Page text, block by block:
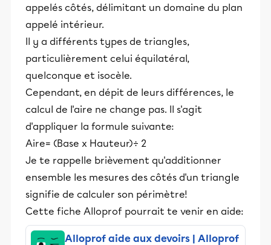
appelés côtés, délimitant un domaine du plan
appelé intérieur.
Il y a différents types de triangles,
particulièrement celui équilatéral,
quelconque et isocèle.
Cependant, en dépit de leurs différences, le
calcul de l'aire ne change pas. Il s'agit
d'appliquer la formule suivante:
Aire= (Base x Hauteur)÷ 2
Je te rappelle brièvement qu'additionner
ensemble les mesures des côtés d'un triangle
signifie de calculer son périmètre!
Cette fiche Alloprof pourrait te venir en aide:
Alloprof aide aux devoirs | Alloprof